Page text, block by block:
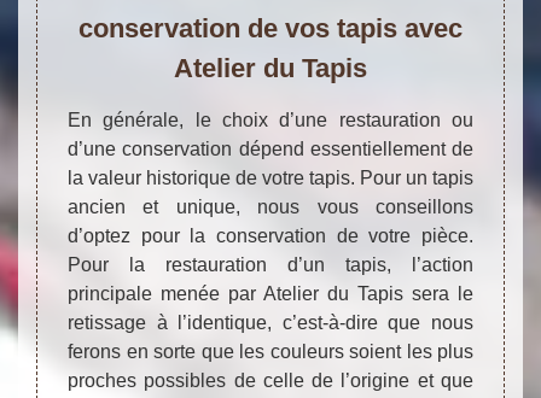
conservation de vos tapis avec
Atelier du Tapis
En générale, le choix d’une restauration ou
d’une conservation dépend essentiellement de
la valeur historique de votre tapis. Pour un tapis
ancien et unique, nous vous conseillons
d’optez pour la conservation de votre pièce.
Pour la restauration d’un tapis, l’action
principale menée par Atelier du Tapis sera le
retissage à l’identique, c’est-à-dire que nous
ferons en sorte que les couleurs soient les plus
proches possibles de celle de l’origine et que